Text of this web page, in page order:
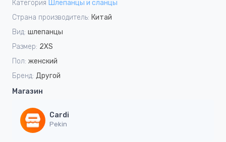
Категория Шлепанцы и сланцы
Страна производитель: Китай
Вид: шлепанцы
Размер: 2XS
Пол: женский
Бренд: Другой
Магазин
Cardi
Pekin